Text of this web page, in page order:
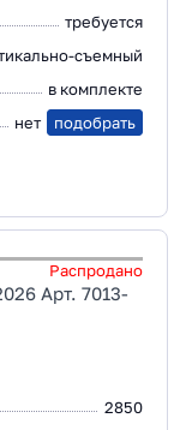
требуется
съемный
в комплекте
нет подобрать
Распродано
Арт. 7013-
2850